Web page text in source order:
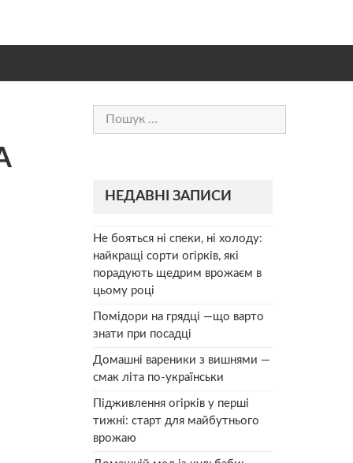
Пошук:
НЕДАВНІ ЗАПИСИ
Не бояться ні спеки, ні холоду:
найкращі сорти огірків, які
порадують щедрим врожаєм в
цьому році
Помідори на грядці —що варто
знати при посадці
Домашні вареники з вишнями —
смак літа по-українськи
Підживлення огірків у перші
тижні: старт для майбутнього
врожаю